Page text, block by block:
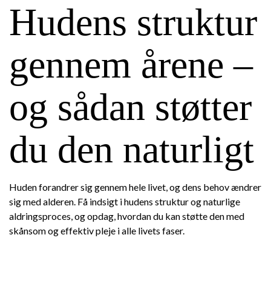
Hudens struktur
gennem årene –
og sådan støtter
du den naturligt
Huden forandrer sig gennem hele livet, og dens behov ændrer
sig med alderen. Få indsigt i hudens struktur og naturlige
aldringsproces, og opdag, hvordan du kan støtte den med
skånsom og effektiv pleje i alle livets faser.